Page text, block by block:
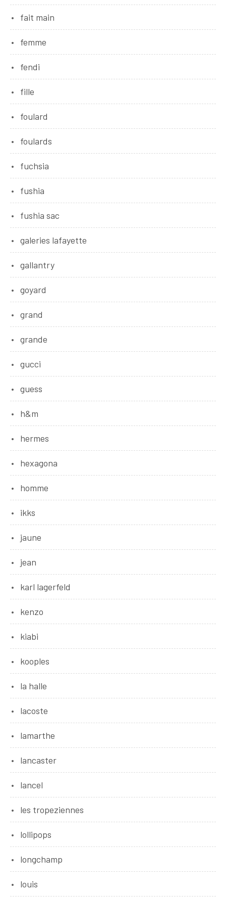
fait main
femme
fendi
fille
foulard
foulards
fuchsia
fushia
fushia sac
galeries lafayette
gallantry
goyard
grand
grande
gucci
guess
h&m
hermes
hexagona
homme
ikks
jaune
jean
karl lagerfeld
kenzo
kiabi
kooples
la halle
lacoste
lamarthe
lancaster
lancel
les tropeziennes
lollipops
longchamp
louis